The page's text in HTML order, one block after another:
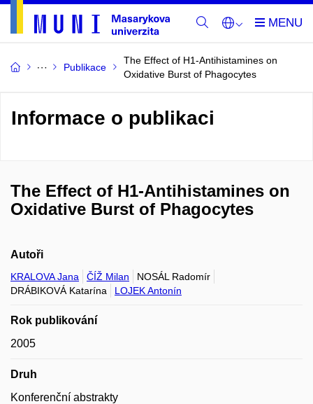
Publikace
The Effect of H1-Antihistamines on
Oxidative Burst of Phagocytes
Informace o publikaci
The Effect of H1-Antihistamines on
Oxidative Burst of Phagocytes
Autoři
KRALOVA Jana ČÍŽ Milan
NOSÁL Radomír
DRÁBIKOVÁ Katarína
LOJEK Antonín
Rok publikování
2005
Druh
Konferenční abstrakty